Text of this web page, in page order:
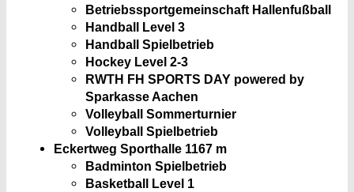
Betriebssportgemeinschaft Hallenfußball
Handball Level 3
Handball Spielbetrieb
Hockey Level 2-3
RWTH FH SPORTS DAY powered by
Sparkasse Aachen
Volleyball Sommerturnier
Volleyball Spielbetrieb
Eckertweg Sporthalle 1167 m
Badminton Spielbetrieb
Basketball Level 1